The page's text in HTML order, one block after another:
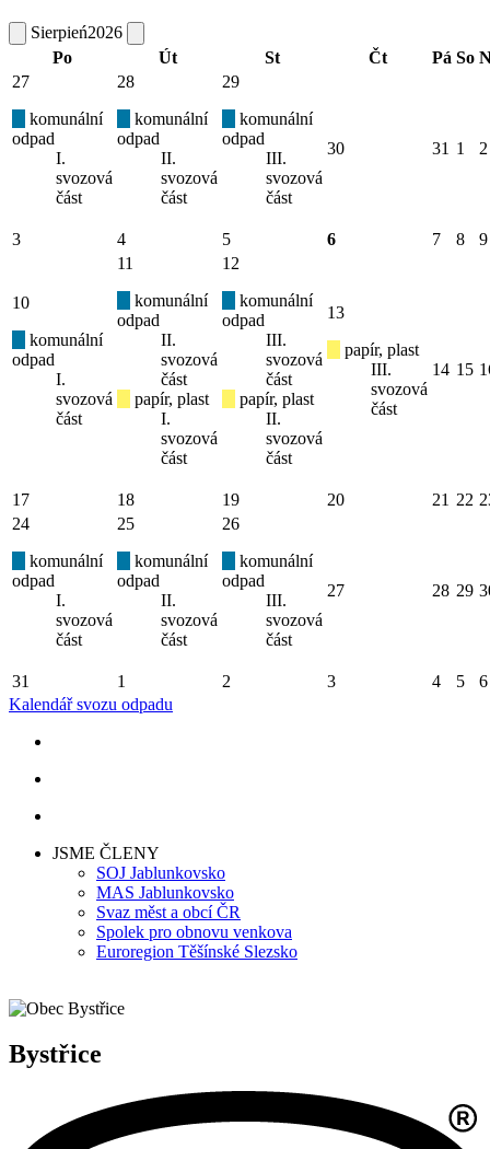
Sierpień2026
Po
Út St Čt Pá So
27
komunální
odpad
I.
svozová
část
28
komunální
odpad
II.
svozová
část
29
komunální
odpad
III.
svozová
část
30 31 1 2
3 4 5 6 7 8 9
10
komunální
odpad
I.
svozová
část
11
komunální
odpad
II.
svozová
část
papír, plast
I.
svozová
část
12
komunální
odpad
III.
svozová
část
papír, plast
II.
svozová
část
13
papír, plast
III.
svozová
část
14 15
17 18 19 20 21 22
24
komunální
odpad
I.
svozová
část
25
komunální
odpad
II.
svozová
část
26
komunální
odpad
III.
svozová
část
27 28 29
31 1 2 3 4 5
6
Kalendář svozu odpadu
JSME ČLENY
SOJ Jablunkovsko
MAS Jablunkovsko
Svaz měst a obcí ČR
Spolek pro obnovu venkova
Euroregion Těšínské Slezsko
Bystřice